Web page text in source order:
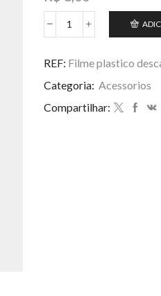
Filme
descartavel
pacote
c/100
REF: Filme plastico
Categoria: Acessorios
Compartilhar: